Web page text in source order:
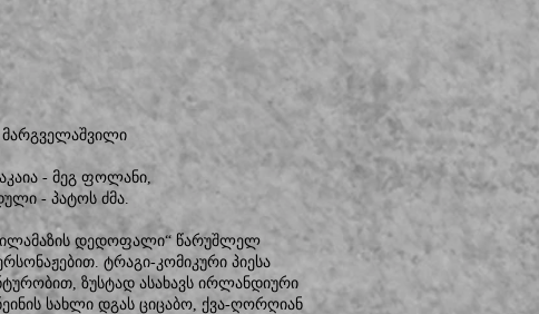
მარგველაშვილი
- მეგ ფოლანი,
- პატოს ძმა.
დედოფალი“ წარუშლელ
ტრაგი-კომიკური პიესა
ზუსტად ასახავს ირლანდიური
სახლი დგას ციცაბო, ქვა-ღორღიან